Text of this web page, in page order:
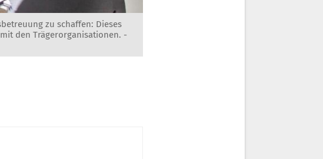
zu schaffen: Dieses
den Trägerorganisationen. -